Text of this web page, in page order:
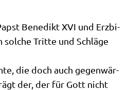
Bene­dikt XVI und Erz­bi­
sol­che Trit­te und Schlä­ge
die doch auch gegen­wär­
der, der für Gott nicht